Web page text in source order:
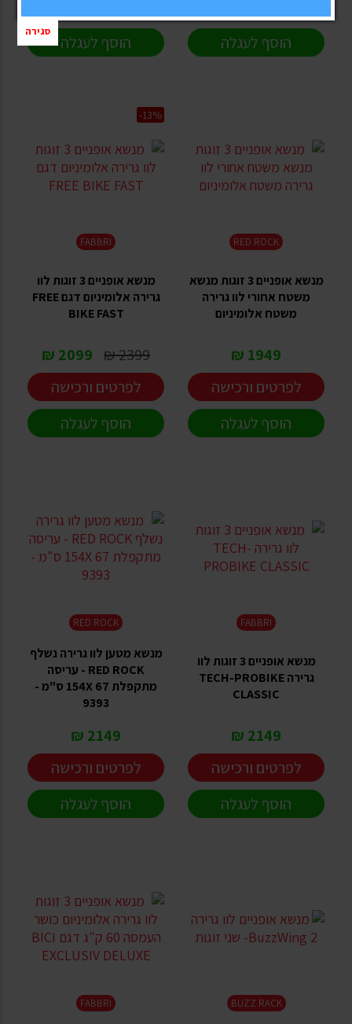
הוסף לעגלה
הוסף לעגלה
RED ROCK
מנשא אופניים 3 זוגות מנשא
משטח אחורי לוו גרירה
משטח אלומיניום
1949 ₪
לפרטים ורכישה
הוסף לעגלה
FABBRI
מנשא אופניים 3 זוגות לוו
גרירה אלומיניום דגם FREE
BIKE FAST
2399 ₪
2099 ₪
-13%
לפרטים ורכישה
הוסף לעגלה
FABBRI
מנשא אופניים 3 זוגות לוו
גרירה TECH-PROBIKE
CLASSIC
2149 ₪
לפרטים ורכישה
הוסף לעגלה
RED ROCK
מנשא מטען לוו גרירה נשלף
RED ROCK - עריסה
מתקפלת 154X 67 ס"מ -
9393
2149 ₪
לפרטים ורכישה
הוסף לעגלה
BUZZ RACK
FABBRI
סגירה